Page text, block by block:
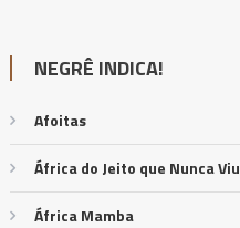
NEGRÊ INDICA!
Afoitas
África do Jeito que Nunca Viu
África Mamba